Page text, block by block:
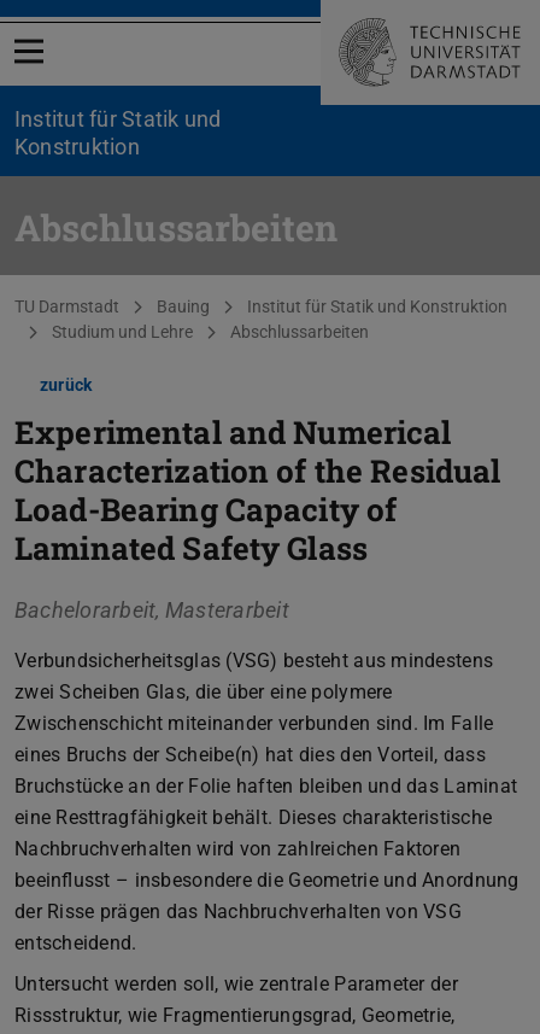
Menü öffnen
Institut für Statik und
Konstruktion
Abschlussarbeiten
Sie befinden sich hier:
TU Darmstadt Bauing
Institut für Statik und Konstruktion
Studium und Lehre
Abschlussarbeiten
zurück
Experimental and Numerical
Characterization of the Residual
Load-Bearing Capacity of
Laminated Safety Glass
Bachelorarbeit, Masterarbeit
Verbundsicherheitsglas (VSG) besteht aus mindestens
zwei Scheiben Glas, die über eine polymere
Zwischenschicht miteinander verbunden sind. Im Falle
eines Bruchs der Scheibe(n) hat dies den Vorteil, dass
Bruchstücke an der Folie haften bleiben und das Laminat
eine Resttragfähigkeit behält. Dieses charakteristische
Nachbruchverhalten wird von zahlreichen Faktoren
beeinflusst – insbesondere die Geometrie und Anordnung
der Risse prägen das Nachbruchverhalten von VSG
entscheidend.
Untersucht werden soll, wie zentrale Parameter der
Rissstruktur, wie Fragmentierungsgrad, Geometrie,